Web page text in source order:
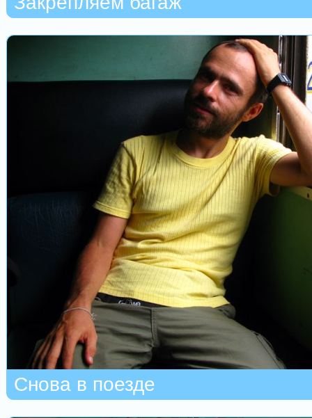
Снова в поезде